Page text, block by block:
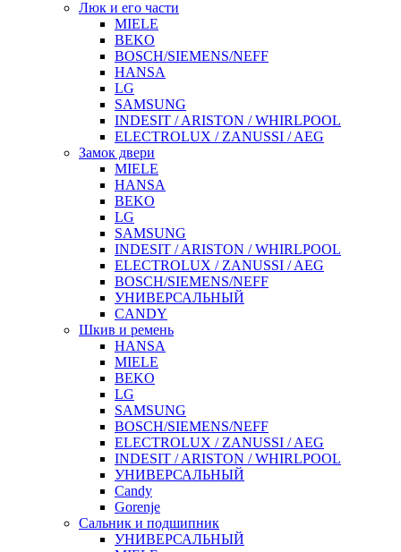
Люк и его части
MIELE
BEKO
BOSCH/SIEMENS/NEFF
HANSA
LG
SAMSUNG
INDESIT / ARISTON / WHIRLPOOL
ELECTROLUX / ZANUSSI / AEG
Замок двери
MIELE
HANSA
BEKO
LG
SAMSUNG
INDESIT / ARISTON / WHIRLPOOL
ELECTROLUX / ZANUSSI / AEG
BOSCH/SIEMENS/NEFF
УНИВЕРСАЛЬНЫЙ
CANDY
Шкив и ремень
HANSA
MIELE
BEKO
LG
SAMSUNG
BOSCH/SIEMENS/NEFF
ELECTROLUX / ZANUSSI / AEG
INDESIT / ARISTON / WHIRLPOOL
УНИВЕРСАЛЬНЫЙ
Candy
Gorenje
Сальник и подшипник
УНИВЕРСАЛЬНЫЙ